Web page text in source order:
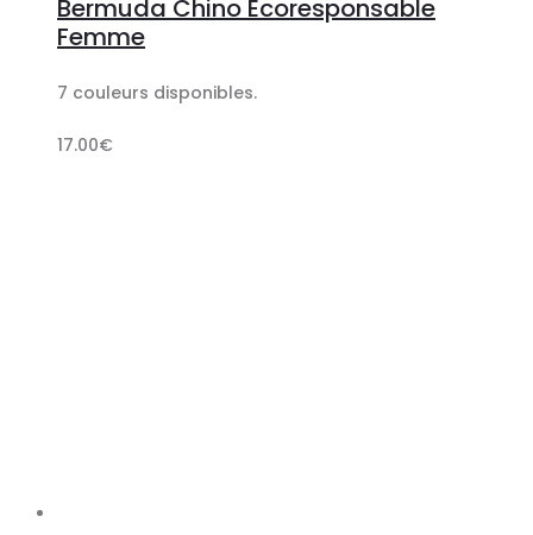
panier
Bermuda Chino Écoresponsable
Femme
7 couleurs disponibles.
17.00€